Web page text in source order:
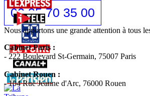
02 35 70 35 00
Nous apportons une grande attention à tous
Cabinet Paris :
- 222 Boulevard St-Germain, 75007 Paris
Cabinet Rouen :
- 104 Rue Jeanne d'Arc, 76000 Rouen